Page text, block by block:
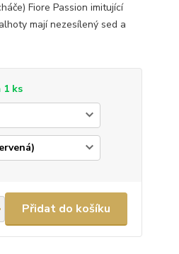
Fiore Passion imitující
mají nezesílený sed a
1 ks
Přidat do košíku